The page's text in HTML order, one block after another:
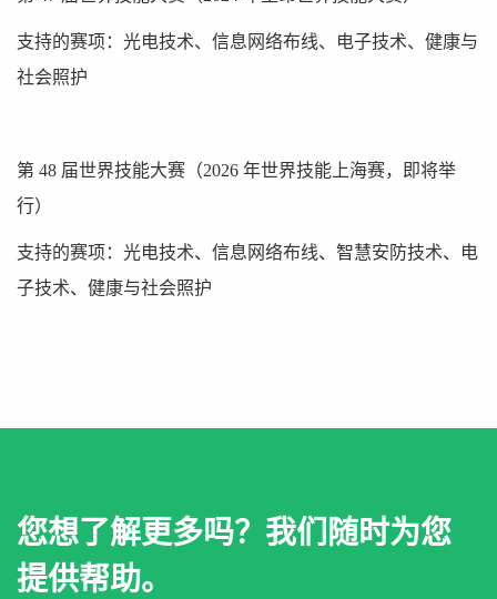
支持的赛项：光电技术、信息网络布线、电子技术、健康与
社会照护
第 48 届世界技能大赛（2026 年世界技能上海赛，即将举
行）
支持的赛项：光电技术、信息网络布线、智慧安防技术、电
子技术、健康与社会照护
您想了解更多吗？我们随时为您
提供帮助。